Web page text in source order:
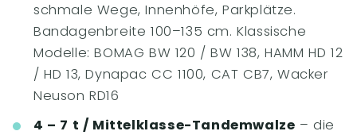
schmale Wege, Innenhöfe, Parkplätze.
Bandagenbreite 100–135 cm. Klassische
Modelle: BOMAG BW 120 / BW 138, HAMM HD 12
/ HD 13, Dynapac CC 1100, CAT CB7, Wacker
Neuson RD16
4 – 7 t / Mittelklasse-Tandemwalze – die